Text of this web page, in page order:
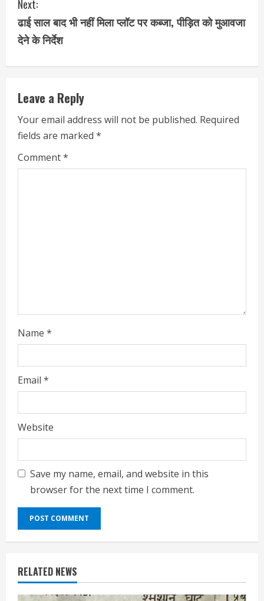
Next:
ढाई साल बाद भी नहीं मिला प्लॉट पर कब्जा, पीड़ित को मुआवजा
देने के निर्देश
Leave a Reply
Your email address will not be published. Required
fields are marked *
Comment*
Name *
Email *
Website
Save my name, email, and website in this
browser for the next time I comment.
RELATED NEWS